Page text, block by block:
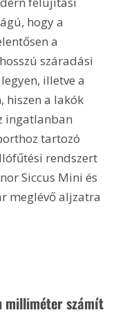
hogy a
a
száradási
illetve a
hiszen a lakók
ingatlanban
tartozó
rendszert
Siccus Mini és
meglévő aljzatra
milliméter számít